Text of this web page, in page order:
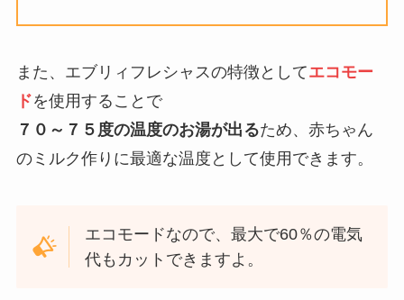
また、エブリィフレシャスの特徴としてエコモー
ドを使用することで
７０～７５度の温度のお湯が出るため、赤ちゃん
のミルク作りに最適な温度として使用できます。
エコモードなので、最大で60％の電気
代もカットできますよ。